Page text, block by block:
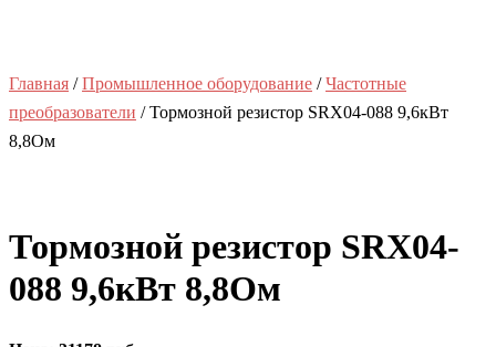
Главная /Промышленное оборудование /Частотные
преобразователи / Тормозной резистор SRX04-088 9,6кВт
8,8Ом
Тормозной резистор SRX04-
088 9,6кВт 8,8Ом